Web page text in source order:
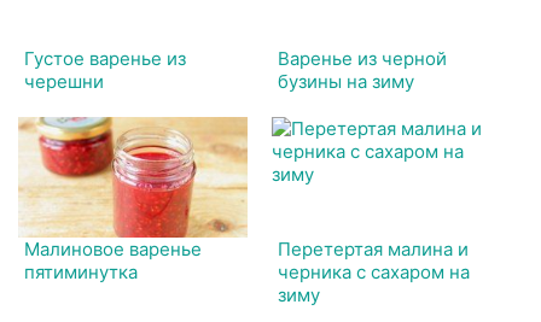
Густое варенье из
черешни
Варенье из черной
бузины на зиму
Малиновое варенье
пятиминутка
Перетертая малина и
черника с сахаром на
зиму